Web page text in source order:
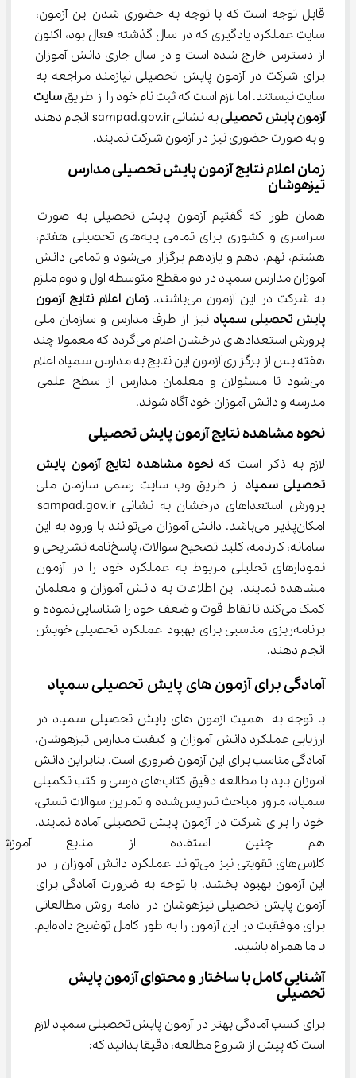
قابل توجه است که با توجه به حضوری شدن این آزمون،
سایت عملکرد یادگیری که در سال گذشته فعال بود، اکنون
از دسترس خارج شده است و در سال جاری دانش آموزان
برای شرکت در آزمون پایش تحصیلی نیازمند مراجعه به
سایت نیستند. اما لازم است که ثبت نام خود را از طریق سایت
آزمون پایش تحصیلی
به نشانی sampad.gov.ir انجام دهند
و به صورت حضوری نیز در آزمون شرکت نمایند.
زمان اعلام نتایج آزمون پایش تحصیلی مدارس
تیزهوشان
همان طور که گفتیم آزمون پایش تحصیلی به صورت
سراسری و کشوری برای تمامی پایه‌های تحصیلی هفتم،
هشتم، نهم، دهم و یازدهم برگزار می‌شود و تمامی دانش
آموزان مدارس سمپاد در دو مقطع متوسطه اول و دوم ملزم
به شرکت در این آزمون می‌باشند.
زمان اعلام نتایج آزمون
پایش تحصیلی سمپاد نیز از طرف مدارس و سازمان ملی
پرورش استعدادهای درخشان اعلام می‌گردد که معمولا چند
هفته پس از برگزاری آزمون این نتایج به مدارس سمپاد اعلام
می‌شود تا مسئولان و معلمان مدارس از سطح علمی
مدرسه و دانش آموزان خود آگاه شوند.
نحوه مشاهده نتایج آزمون پایش تحصیلی
لازم به ذکر است که نحوه مشاهده نتایج آزمون پایش
تحصیلی سمپاد از طریق وب سایت رسمی سازمان ملی
امکان‌پذیر می‌باشد. دانش آموزان می‌توانند با ورود به این
سامانه، کارنامه، کلید تصحیح سوالات، پاسخ‌نامه تشریحی و
نمودارهای تحلیلی مربوط به عملکرد خود را در آزمون
مشاهده نمایند. این اطلاعات به دانش آموزان و معلمان
کمک می‌کند تا نقاط قوت و ضعف خود را شناسایی نموده و
برنامه‌ریزی مناسبی برای بهبود عملکرد تحصیلی خویش
انجام دهند.
آمادگی برای آزمون های پایش تحصیلی سمپاد
با توجه به اهمیت آزمون های پایش تحصیلی سمپاد در
ارزیابی عملکرد دانش آموزان و کیفیت مدارس تیزهوشان،
آمادگی مناسب برای این آزمون ضروری است. بنابراین دانش
آموزان باید با مطالعه دقیق کتاب‌های درسی و کتب تکمیلی
سمپاد، مرور مباحث تدریس‌شده و تمرین سوالات تستی،
خود را برای شرکت در آزمون پایش تحصیلی آماده نمایند.
هم چنین استفاده از منابع
کلاس‌های تقویتی نیز می‌تواند عملکرد دانش آموزان را در
این آزمون بهبود بخشد. با توجه به ضرورت آمادگی برای
آزمون پایش تحصیلی تیزهوشان در ادامه روش مطالعاتی
برای موفقیت در این آزمون را به طور کامل توضیح داده‌ایم.
با ما همراه باشید.
آشنایی کامل با ساختار و محتوای آزمون پایش
تحصیلی
برای کسب آمادگی بهتر در آزمون پایش تحصیلی سمپاد لازم
است که پیش از شروع مطالعه، دقیقا بدانید که: